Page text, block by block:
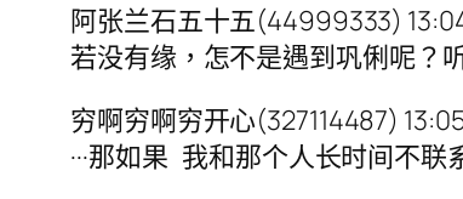
阿张兰石五十五(44999333)
若没有缘，怎不是遇到巩俐呢？
穷啊穷啊穷开心(327114487)
···那如果 我和那个人长时间不